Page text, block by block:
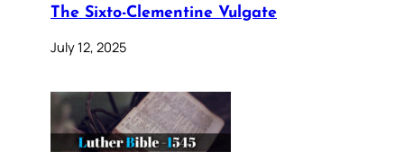
The Sixto-Clementine Vulgate
July 12, 2025